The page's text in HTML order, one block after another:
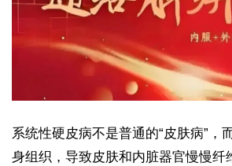
系统性硬皮病不是普通的“皮肤病”，
身组织，导致皮肤和内脏器官慢慢